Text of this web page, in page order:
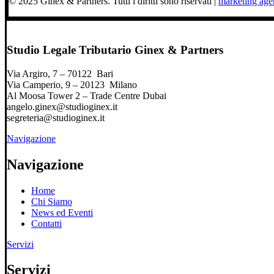
Studio Legale Tributario Ginex & Partners
Via Argiro, 7 – 70122 Bari
Via Camperio, 9 – 20123 Milano
Al Moosa Tower 2 – Trade Centre Dubai
angelo.ginex@studioginex.it
segreteria@studioginex.it
Navigazione
Navigazione
Home
Chi Siamo
News ed Eventi
Contatti
Servizi
Servizi